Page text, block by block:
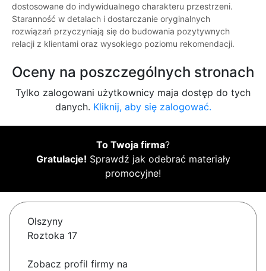
dostosowane do indywidualnego charakteru przestrzeni.
Staranność w detalach i dostarczanie oryginalnych
rozwiązań przyczyniają się do budowania pozytywnych
relacji z klientami oraz wysokiego poziomu rekomendacji.
Oceny na poszczególnych stronach
Tylko zalogowani użytkownicy maja dostęp do tych
danych. Kliknij, aby się zalogować.
To Twoja firma?
Gratulacje! Sprawdź jak odebrać materiały
promocyjne!
Olszyny
Roztoka 17
Zobacz profil firmy na